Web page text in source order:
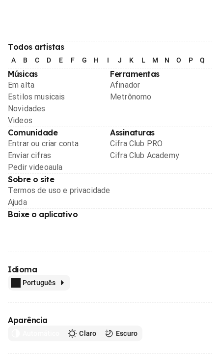
Todos artistas
A B C D E F G H I J K L M N O P Q
Músicas
Em alta
Estilos musicais
Novidades
Videos
Ferramentas
Afinador
Metrônomo
Comunidade
Entrar ou criar conta
Enviar cifras
Pedir videoaula
Assinaturas
Cifra Club PRO
Cifra Club Academy
Sobre o site
Termos de uso e privacidade
Ajuda
Baixe o aplicativo
Idioma
Português
Aparência
Claro Escuro